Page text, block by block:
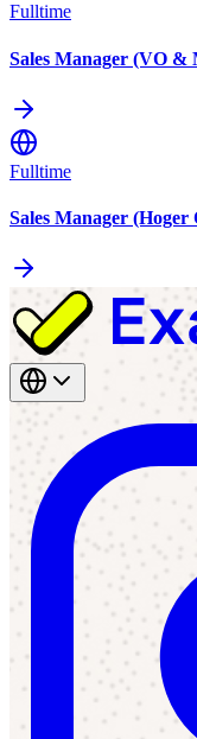
Fulltime
Sales Manager (VO &
Fulltime
Sales Manager